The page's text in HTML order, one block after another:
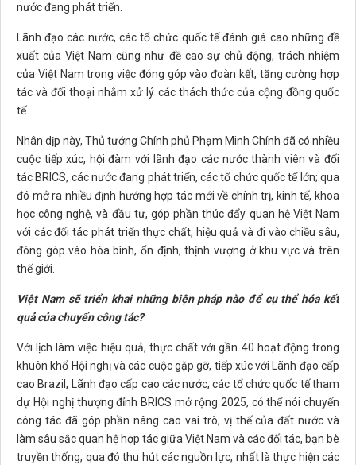
nước đang phát triển.
Lãnh đạo các nước, các tổ chức quốc tế đánh giá cao những đề
xuất của Việt Nam cũng như đề cao sự chủ động, trách nhiệm
của Việt Nam trong việc đóng góp vào đoàn kết, tăng cường hợp
tác và đối thoại nhằm xử lý các thách thức của cộng đồng quốc
tế.
Nhân dịp này, Thủ tướng Chính phủ Phạm Minh Chính đã có nhiều
cuộc tiếp xúc, hội đàm với lãnh đạo các nước thành viên và đối
tác BRICS, các nước đang phát triển, các tổ chức quốc tế lớn; qua
đó mở ra nhiều định hướng hợp tác mới về chính trị, kinh tế, khoa
học công nghệ, và đầu tư, góp phần thúc đẩy quan hệ Việt Nam
với các đối tác phát triển thực chất, hiệu quả và đi vào chiều sâu,
đóng góp vào hòa bình, ổn định, thịnh vượng ở khu vực và trên
thế giới.
Việt Nam sẽ triển khai những biện pháp nào để cụ thể hóa kết
quả của chuyến công tác?
Với lịch làm việc hiệu quả, thực chất với gần 40 hoạt động trong
khuôn khổ Hội nghị và các cuộc gặp gỡ, tiếp xúc với Lãnh đạo cấp
cao Brazil, Lãnh đạo cấp cao các nước, các tổ chức quốc tế tham
dự Hội nghị thượng đỉnh BRICS mở rộng 2025, có thể nói chuyến
công tác đã góp phần nâng cao vai trò, vị thế của đất nước và
làm sâu sắc quan hệ hợp tác giữa Việt Nam và các đối tác, bạn bè
truyền thống, qua đó thu hút các nguồn lực, nhất là thực hiện các